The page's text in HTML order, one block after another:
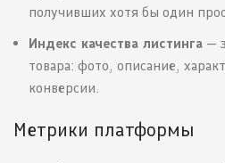
получивших хотя бы один
Индекс качества листинга —
товара: фото, описание,
конверсии.
Метрики платформы